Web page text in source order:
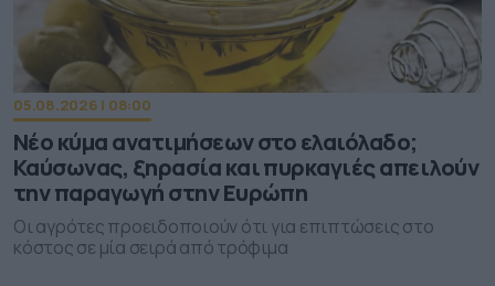
05.08.2026 | 08:00
Νέο κύμα ανατιμήσεων στο ελαιόλαδο;
Καύσωνας, ξηρασία και πυρκαγιές απειλούν
την παραγωγή στην Ευρώπη
Οι αγρότες προειδοποιούν ότι για επιπτώσεις στο
κόστος σε μία σειρά από τρόφιμα